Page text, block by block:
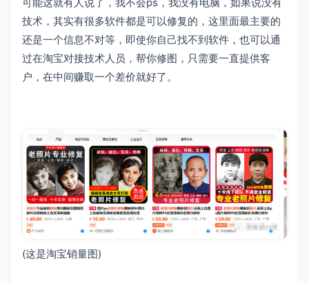
技术，其实有很多软件都是可以修复的，这里面最主要的
还是一个信息不对等，即使你自己找不到软件，也可以通
过在淘宝对接技术人员，帮你修图，只需要一直提供客
户，在中间赚取一个差价就好了。
(这是淘宝销量图)